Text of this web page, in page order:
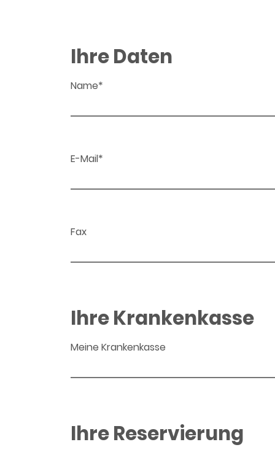
Ihre Daten
Name*
E-Mail*
Fax
Ihre Krankenkasse
Meine Krankenkasse
Ihre Reservierung